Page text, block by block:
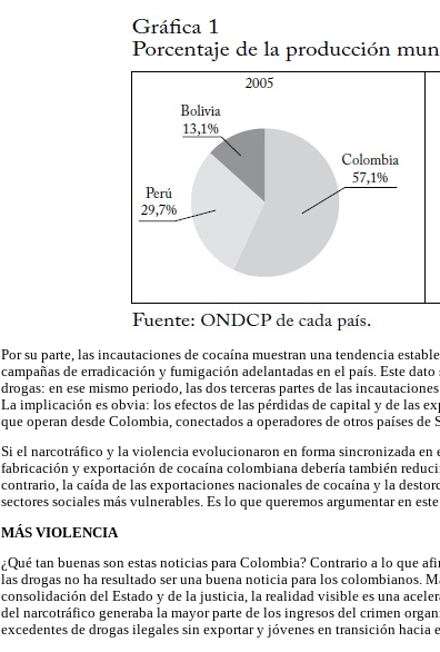
Por su parte, las incautaciones de cocaína muestran una tendencia
campañas de erradicación y fumigación adelantadas en el país. Este
drogas: en ese mismo periodo, las dos terceras partes de las
La implicación es obvia: los efectos de las pérdidas de capital y de las
que operan desde Colombia, conectados a operadores de otros países de
Si el narcotráfico y la violencia evolucionaron en forma sincronizada en
fabricación y exportación de cocaína colombiana debería también
contrario, la caída de las exportaciones nacionales de cocaína y la
sectores sociales más vulnerables. Es lo que queremos argumentar en
MÁS VIOLENCIA
¿Qué tan buenas son estas noticias para Colombia? Contrario a lo que
las drogas no ha resultado ser una buena noticia para los colombianos.
consolidación del Estado y de la justicia, la realidad visible es una
del narcotráfico generaba la mayor parte de los ingresos del crimen
excedentes de drogas ilegales sin exportar y jóvenes en transición hacia